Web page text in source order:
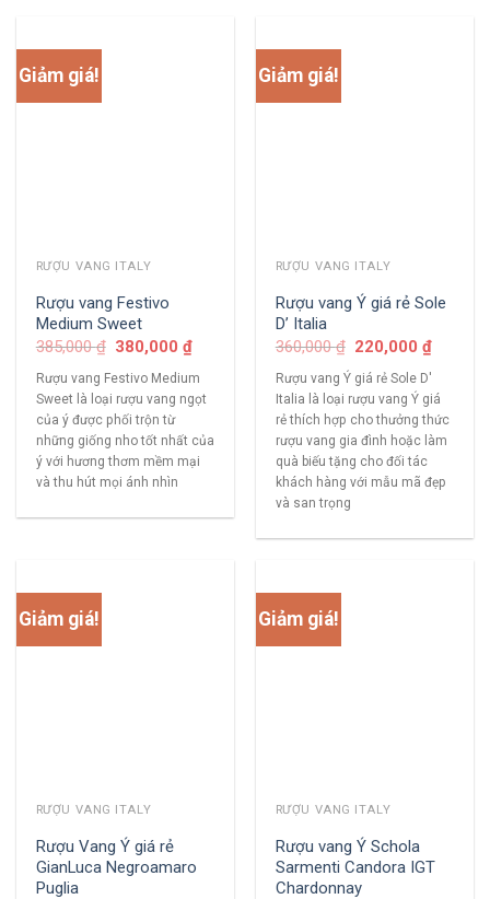
Giảm giá!
RƯỢU VANG ITALY
Rượu vang Festivo
Medium Sweet
385,000₫ 380,000₫
Rượu vang Festivo Medium
Sweet là loại rượu vang ngọt
của ý được phối trộn từ
những giống nho tốt nhất của
ý với hương thơm mềm mại
và thu hút mọi ánh nhìn
Giảm giá!
RƯỢU VANG ITALY
Rượu vang Ý giá rẻ Sole
D’ Italia
360,000₫ 220,000₫
Rượu vang Ý giá rẻ Sole D'
Italia là loại rượu vang Ý giá
rẻ thích hợp cho thưởng thức
rượu vang gia đình hoặc làm
quà biếu tặng cho đối tác
khách hàng với mẫu mã đẹp
và san trọng
Giảm giá!
RƯỢU VANG ITALY
Rượu Vang Ý giá rẻ
GianLuca Negroamaro
Puglia
Giảm giá!
RƯỢU VANG ITALY
Rượu vang Ý Schola
Sarmenti Candora IGT
Chardonnay